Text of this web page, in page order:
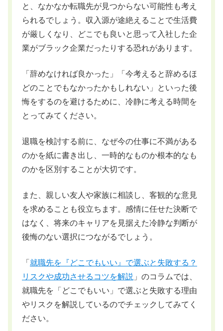
と、なかなか転職先が見つからない可能性も考え
られるでしょう。収入源が途絶えることで生活費
が厳しくなり、どこでも良いと思って入社した企
業がブラック企業だったりする恐れがあります。
「辞めなければ良かった」「今考えると辞めるほ
どのことでもなかったかもしれない」といった後
悔をするのを避けるために、冷静に考える時間を
とってみてください。
退職を検討する前に、なぜ今の仕事に不満がある
のかを紙に書き出し、一時的なものか根本的なも
のかを区別することが大切です。
また、親しい友人や家族に相談し、客観的な意見
を求めることも役立ちます。感情に任せた決断で
はなく、将来のキャリアを見据えた冷静な判断が
後悔のない選択につながるでしょう。
「 就職先を『どこでもいい』で選ぶと失敗する？
リスクや成功させるコツを解説 」のコラムでは、
就職先を「どこでもいい」で選ぶと失敗する理由
やリスクを解説しているのでチェックしてみてく
ださい。